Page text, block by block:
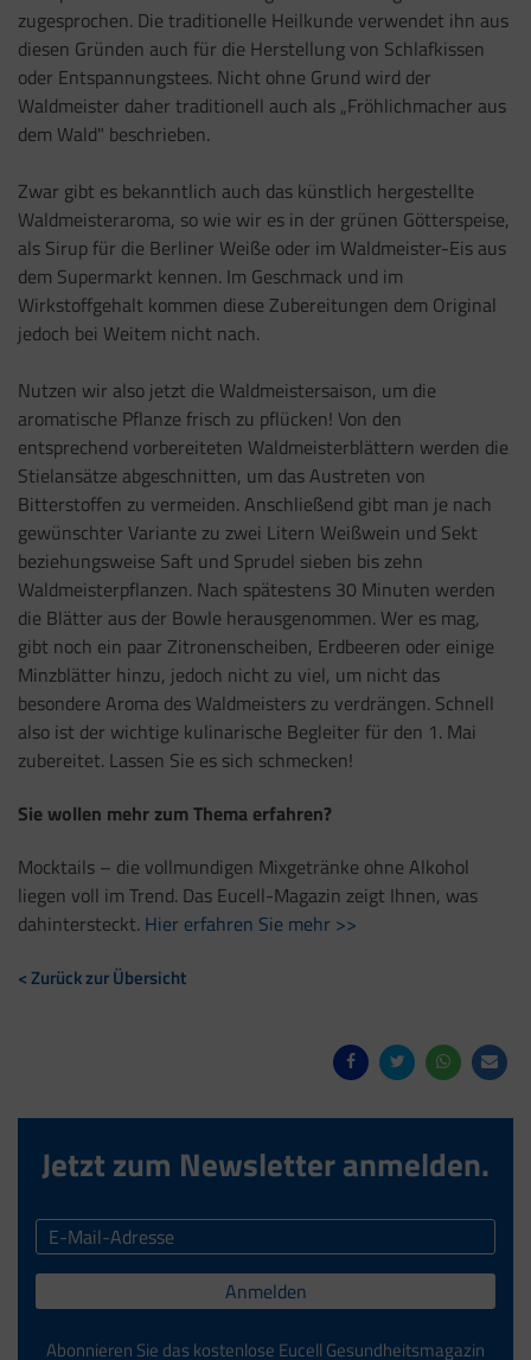
zugesprochen. Die traditionelle Heilkunde verwendet ihn aus
diesen Gründen auch für die Herstellung von Schlafkissen
oder Entspannungstees. Nicht ohne Grund wird der
Waldmeister daher traditionell auch als „Fröhlichmacher aus
dem Wald" beschrieben.
Zwar gibt es bekanntlich auch das künstlich hergestellte
Waldmeisteraroma, so wie wir es in der grünen Götterspeise,
als Sirup für die Berliner Weiße oder im Waldmeister-Eis aus
dem Supermarkt kennen. Im Geschmack und im
Wirkstoffgehalt kommen diese Zubereitungen dem Original
jedoch bei Weitem nicht nach.
Nutzen wir also jetzt die Waldmeistersaison, um die
aromatische Pflanze frisch zu pflücken! Von den
entsprechend vorbereiteten Waldmeisterblättern werden die
Stielansätze abgeschnitten, um das Austreten von
Bitterstoffen zu vermeiden. Anschließend gibt man je nach
gewünschter Variante zu zwei Litern Weißwein und Sekt
beziehungsweise Saft und Sprudel sieben bis zehn
Waldmeisterpflanzen. Nach spätestens 30 Minuten werden
die Blätter aus der Bowle herausgenommen. Wer es mag,
gibt noch ein paar Zitronenscheiben, Erdbeeren oder einige
Minzblätter hinzu, jedoch nicht zu viel, um nicht das
besondere Aroma des Waldmeisters zu verdrängen. Schnell
also ist der wichtige kulinarische Begleiter für den 1. Mai
zubereitet. Lassen Sie es sich schmecken!
Sie wollen mehr zum Thema erfahren?
Mocktails – die vollmundigen Mixgetränke ohne Alkohol
liegen voll im Trend. Das Eucell-Magazin zeigt Ihnen, was
dahintersteckt. Hier erfahren Sie mehr >>
< Zurück zur Übersicht
Jetzt zum Newsletter anmelden.
Anmelden
Abonnieren Sie das kostenlose Eucell Gesundheitsmagazin